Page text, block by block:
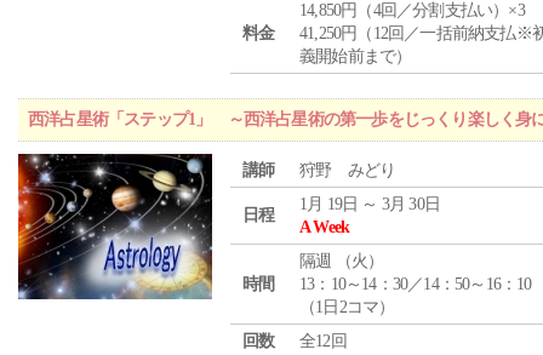
料金
14,850円（4回／分割支払い）×3
41,250円（12回／一括前納支払※
義開始前まで）
西洋占星術「ステップ1」 ～西洋占星術の第一歩をじっくり楽しく身
講師 狩野 みどり
日程
1月 19日 ～ 3月 30日
A Week
時間
隔週 （火 ）
13：10～14：30／14：50～16：10
（1日2コマ）
回数
全12回